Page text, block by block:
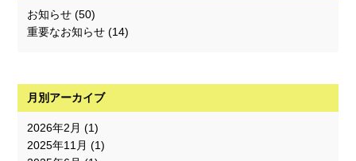
お知らせ (50)
重要なお知らせ (14)
月別アーカイブ
2026年2月 (1)
2025年11月 (1)